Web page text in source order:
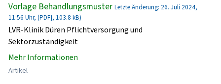
Vorlage Behandlungsmuster Letzte Änderung: 26. Juli 2024,
11:56 Uhr, (PDF}, 103.8 kB)
LVR-Klinik Düren Pflichtversorgung und
Sektorzuständigkeit
Mehr Informationen
Artikel